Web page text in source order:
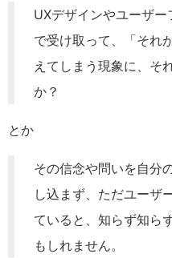
UXデザインやユーザ
で受け取って、「それ
えてしまう現象に、そ
か？
とか
その信念や問いを自分
し込まず、ただユーザ
ていると、知らず知ら
もしれません。